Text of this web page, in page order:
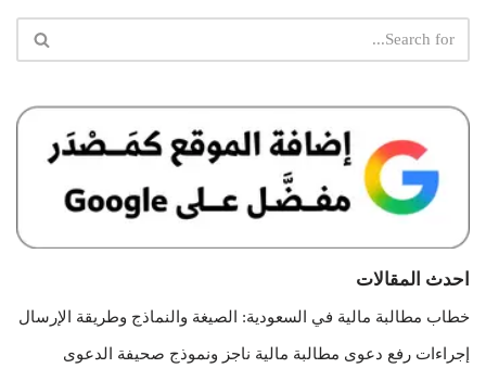
احدث المقالات
خطاب مطالبة مالية في السعودية: الصيغة والنماذج وطريقة الإرسال
إجراءات رفع دعوى مطالبة مالية ناجز ونموذج صحيفة الدعوى